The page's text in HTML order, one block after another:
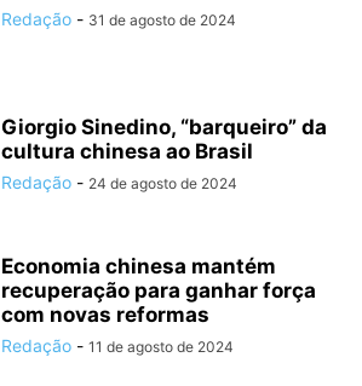
Redação - 31 de agosto de 2024
Giorgio Sinedino, “barqueiro” da
cultura chinesa ao Brasil
Redação - 24 de agosto de 2024
Economia chinesa mantém
recuperação para ganhar força
com novas reformas
Redação - 11 de agosto de 2024